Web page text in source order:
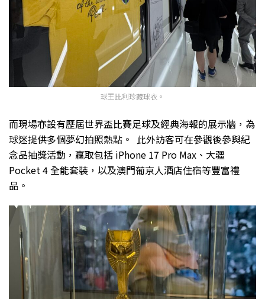
球王比利珍藏球衣。
而現場亦設有歷屆世界盃比賽足球及經典海報的展示牆，為
球迷提供多個夢幻拍照熱點。
此外訪客可在參觀後參與紀
念品抽獎活動，贏取包括 iPhone 17 Pro Max、大疆
Pocket 4 全能套裝，以及澳門葡京人酒店住宿等豐富禮
品。